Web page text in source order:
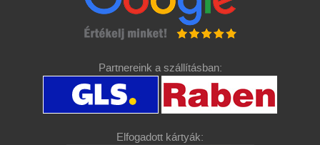
Partnereink a szállításban:
Elfogadott kártyák: